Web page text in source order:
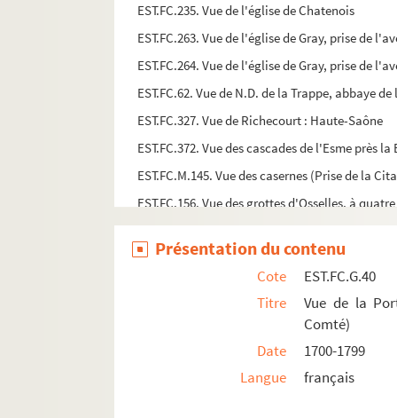
EST.FC.235. Vue de l'église de Chatenois
EST.FC.263. Vue de l'église de Gray, prise de
EST.FC.264. Vue de l'église de Gray, prise de
EST.FC.62. Vue de N.D. de la Trappe, abbaye
EST.FC.327. Vue de Richecourt : Haute-Saône
EST.FC.372. Vue des cascades de l'Esme près
EST.FC.M.145. Vue des casernes (Prise de la
EST.FC.156. Vue des grottes d'Osselles, à
EST.FC.157. Vue des grottes d'Osselles, à
EST.FC.158. Vue des grottes d'Osselles, à
EST.FC.159. Vue des grottes d'Osselles, à
EST.FC.160. Vue des grottes d'Osselles, à
EST.FC.199. Vue du Saut du Doubs :
Présentation du contenu
Cote
EST.FC.G.40
Titre
Vue de la
Comté)
Date
1700-1799
Langue
français